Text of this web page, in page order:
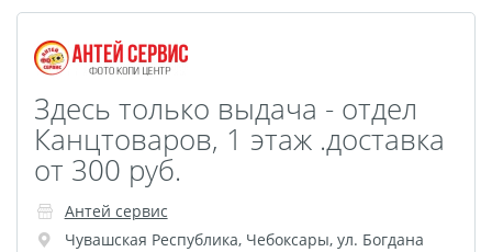
Здесь только выдача - отдел
Канцтоваров, 1 этаж .доставка
от 300 руб.
Антей сервис
Чувашская Республика, Чебоксары, ул. Богдана